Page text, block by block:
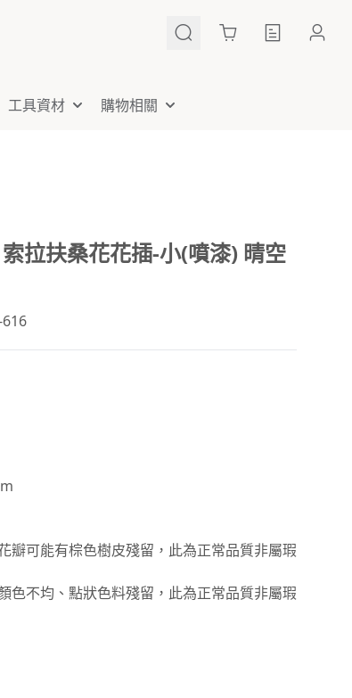
Cart
工具資材 購物相關
拉扶桑花花插-小(噴漆) 晴空
瓣可能有棕色樹皮殘留，此為正常品質非屬瑕
色不均、點狀色料殘留，此為正常品質非屬瑕